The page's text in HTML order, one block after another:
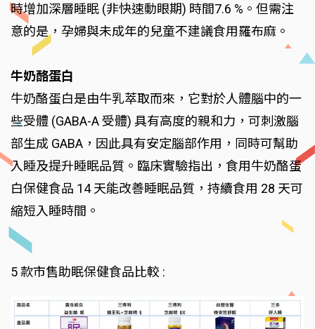
時增加深層睡眠 (非快速動眼期) 時間7.6 %。但需注
意的是，孕婦與未成年的兒童不建議食用羅布麻。
牛奶酪蛋白
牛奶酪蛋白是由牛乳萃取而來，它對於人體腦中的一
些受體 (GABA-A 受體) 具有高度的親和力，可刺激腦
部生成 GABA，因此具有安定腦部作用，同時可幫助
入睡及提升睡眠品質。臨床實驗指出，食用牛奶酪蛋
白保健食品 14 天能改善睡眠品質，持續食用 28 天可
縮短入睡時間。
5 款市售助眠保健食品比較 :